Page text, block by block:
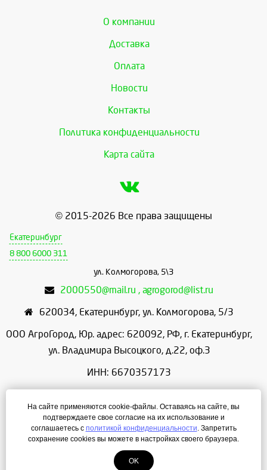
О компании
Доставка
Оплата
Новости
Контакты
Политика конфиденциальности
Карта сайта
© 2015-2026 Все права защищены
Екатеринбург
8 800 6000 311
ул. Колмогорова, 5\3
2000550@mail.ru , agrogorod@list.ru
620034, Екатеринбург, ул. Колмогорова, 5/3
ООО АгроГород, Юр. адрес: 620092, РФ, г. Екатеринбург,
ул. Владимира Высоцкого, д.22, оф.3
ИНН: 6670357173
ОГРН: 1156658086166
Режим работы: с 9:00 до 18:00
Создание сайта — ЛегионА
На сайте применяются cookie-файлы. Оставаясь на сайте, вы
подтверждаете свое согласие на их использование и
соглашаетесь с политикой конфиденциальности. Запретить
сохранение cookies вы можете в настройках своего браузера.
OK